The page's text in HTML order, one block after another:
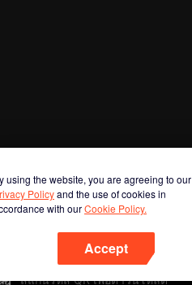
using the website, you are agreeing to our
Policyand the use of cookies in
with ourCookie Policy.
Accept
สแกนรหัส QR เพื่อดาวน์โหลด